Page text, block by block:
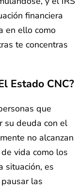
financiera
en ello como
te concentras
Estado CNC?
que
su deuda con el
no alcanzan
vida como los
situación, es
las